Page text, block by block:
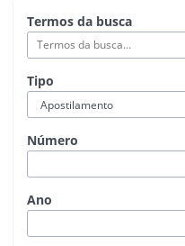
Termos da busca
Tipo
Número
Ano